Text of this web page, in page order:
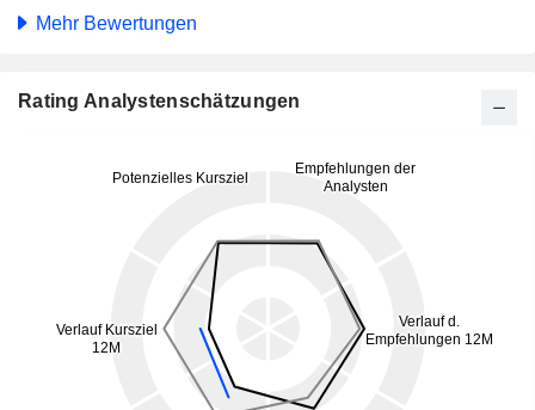
Mehr Bewertungen
Rating Analystenschätzungen